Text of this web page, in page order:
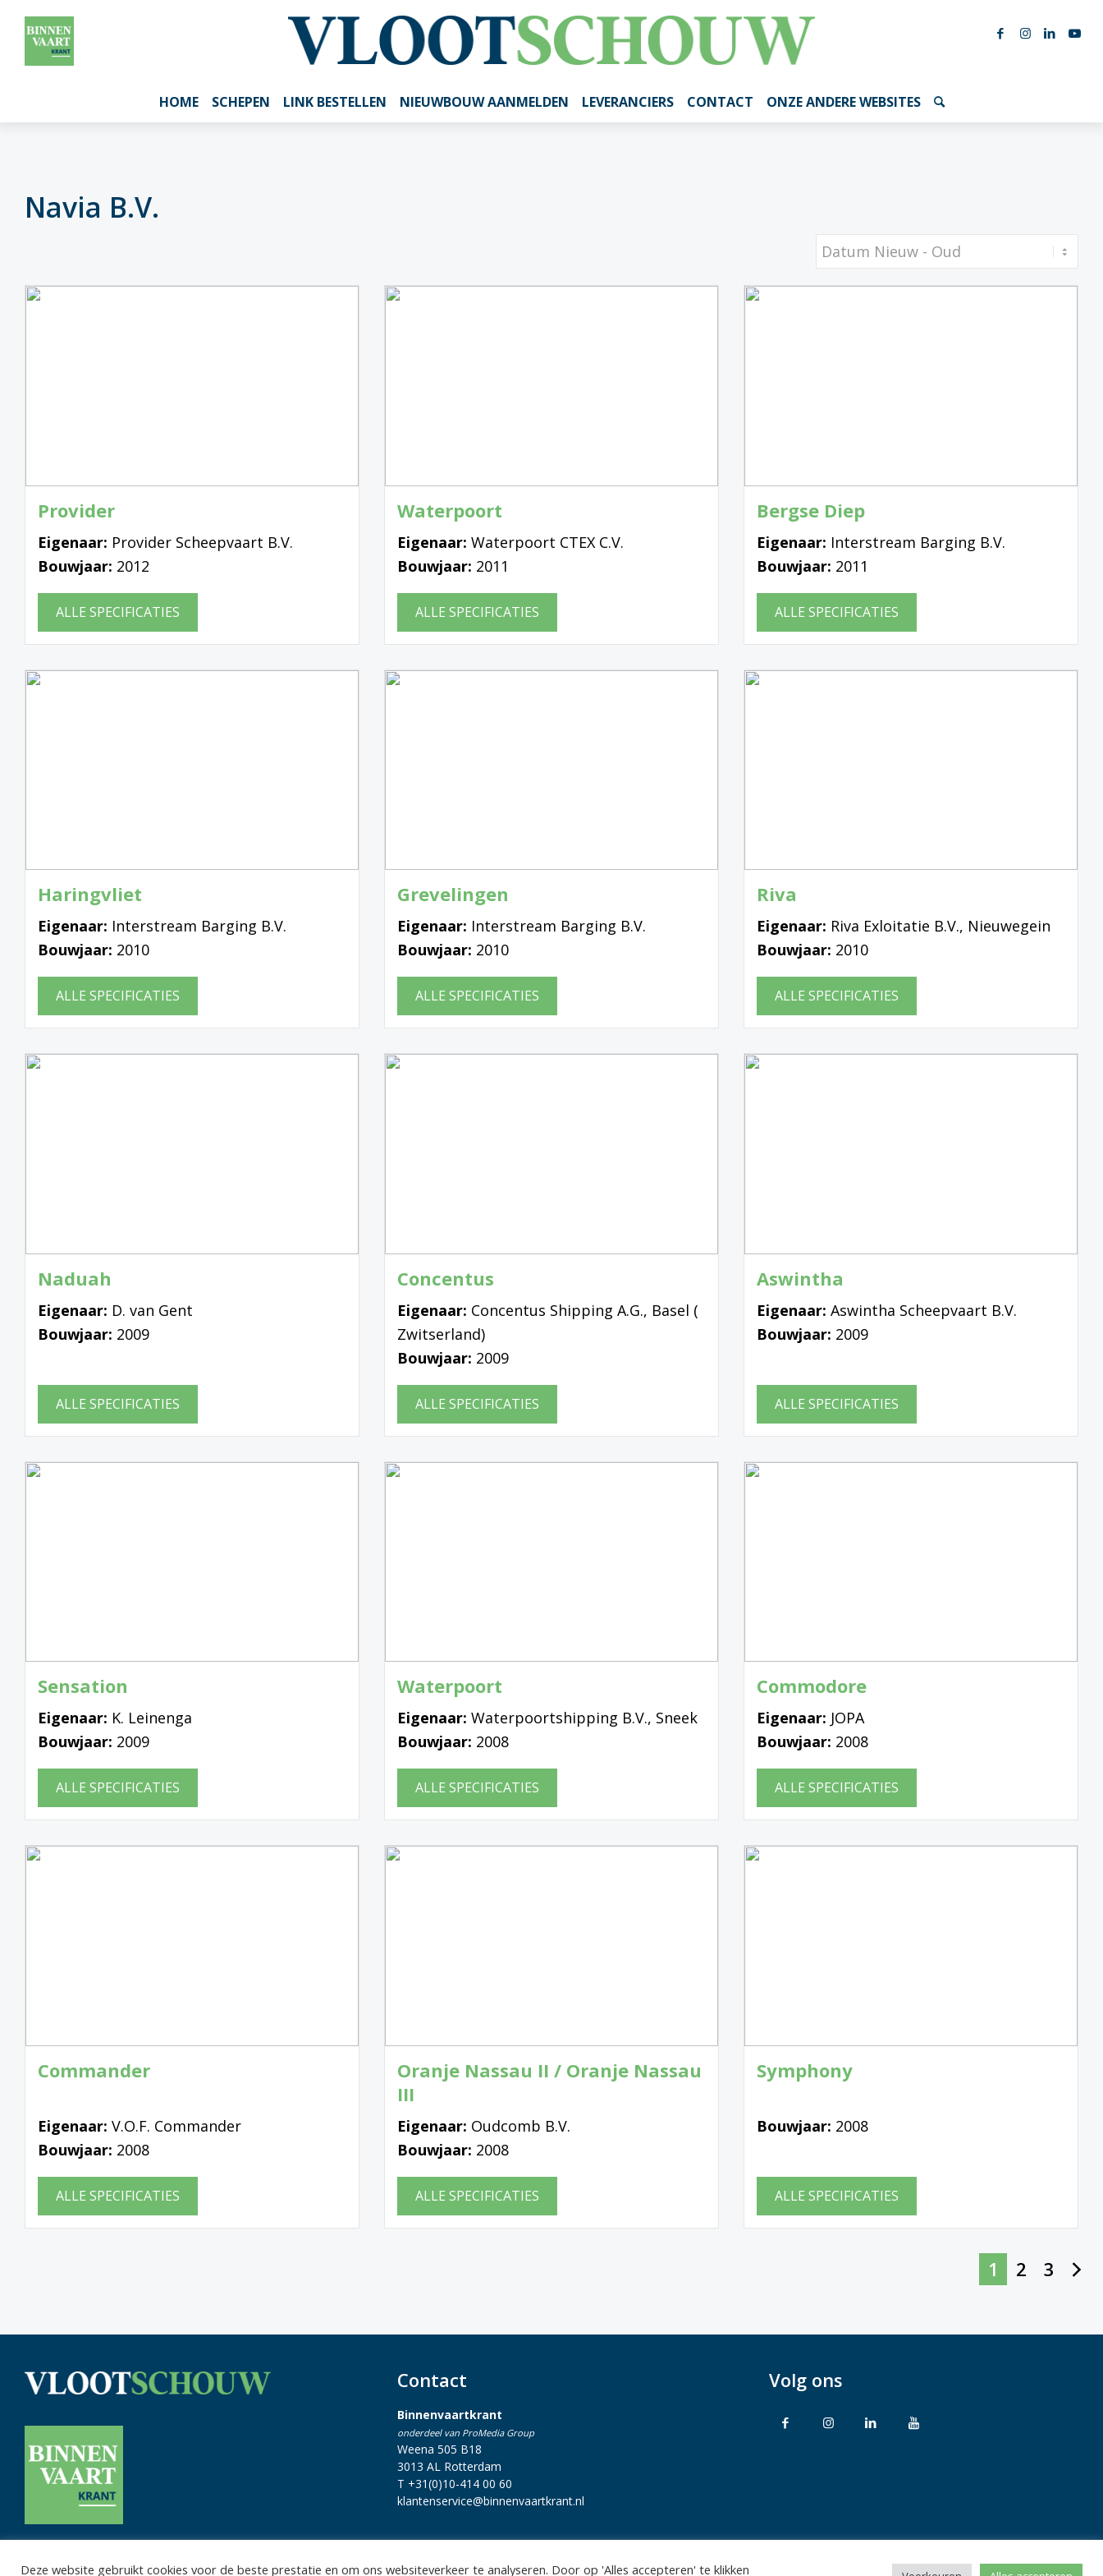
HOME SCHEPEN LINK BESTELLEN NIEUWBOUW AANMELDEN LEVERANCIERS CONTACT ONZE ANDERE WEBSITES
Navia B.V.
Provider
Eigenaar: Provider Scheepvaart B.V.
Bouwjaar: 2012
ALLE SPECIFICATIES
Waterpoort
Eigenaar: Waterpoort CTEX C.V.
Bouwjaar: 2011
ALLE SPECIFICATIES
Bergse Diep
Eigenaar: Interstream Barging B.V.
Bouwjaar: 2011
ALLE SPECIFICATIES
Haringvliet
Eigenaar: Interstream Barging B.V.
Bouwjaar: 2010
ALLE SPECIFICATIES
Grevelingen
Eigenaar: Interstream Barging B.V.
Bouwjaar: 2010
ALLE SPECIFICATIES
Riva
Eigenaar: Riva Exloitatie B.V., Nieuwegein
Bouwjaar: 2010
ALLE SPECIFICATIES
Naduah
Eigenaar: D. van Gent
Bouwjaar: 2009
ALLE SPECIFICATIES
Concentus
Eigenaar: Concentus Shipping A.G., Basel (
Zwitserland)
Bouwjaar: 2009
ALLE SPECIFICATIES
Aswintha
Eigenaar: Aswintha Scheepvaart B.V.
Bouwjaar: 2009
ALLE SPECIFICATIES
Sensation
Eigenaar: K. Leinenga
Bouwjaar: 2009
ALLE SPECIFICATIES
Waterpoort
Eigenaar: Waterpoortshipping B.V., Sneek
Bouwjaar: 2008
ALLE SPECIFICATIES
Commodore
Eigenaar: JOPA
Bouwjaar: 2008
ALLE SPECIFICATIES
Commander
Eigenaar: V.O.F. Commander
Bouwjaar: 2008
ALLE SPECIFICATIES
Oranje Nassau II / Oranje Nassau
III
Eigenaar: Oudcomb B.V.
Bouwjaar: 2008
ALLE SPECIFICATIES
Symphony
Bouwjaar: 2008
ALLE SPECIFICATIES
1 2 3
Contact
Binnenvaartkrant
onderdeel van ProMedia Group
Weena 505 B18
3013 AL Rotterdam
T +31(0)10-414 00 60
klantenservice@binnenvaartkrant.nl
Volg ons
Privacy statement|Sitemap| Disclaimer| Copyright 2026 Alle rechten voorbehouden
Deze website gebruikt cookies voor de beste prestatie en om ons websiteverkeer te analyseren. Door op 'Alles accepteren' te klikken